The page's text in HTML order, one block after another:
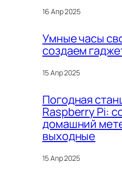
16 Апр 2025
Умные часы
создаем
15 Апр 2025
Погодная
Raspberry Pi:
домашний
выходные
15 Апр 2025